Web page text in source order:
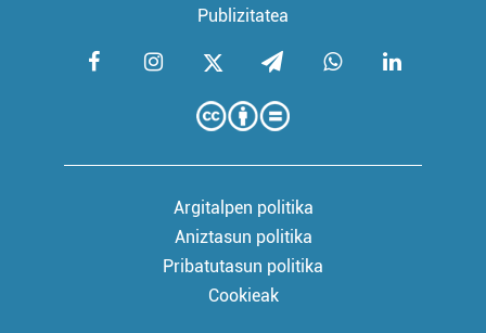
Publizitatea
Argitalpen politika
Aniztasun politika
Pribatutasun politika
Cookieak